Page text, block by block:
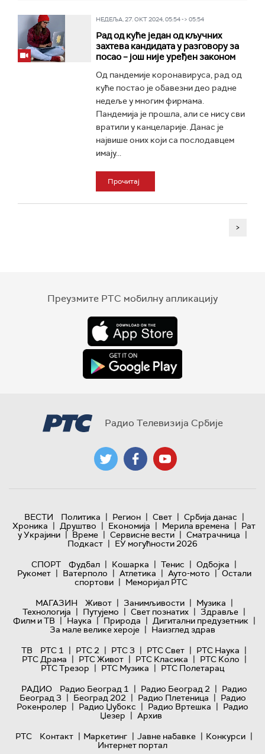
НЕДЕЉА, 27. ОКТ 2024, 05:54 -> 05:54
Рад од куће један од кључних
захтева кандидата у разговору за
посао – још није уређен законом
Од пандемије коронавируса, рад од
куће постао је обавезни део радне
недеље у многим фирмама.
Пандемија је прошла, али се нису сви
вратили у канцеларије. Данас је
највише оних који са послодавцем
имају...
Прочитај
>
Преузмите РТС мобилну апликацију
Радио Телевизија Србије
ВЕСТИ Политика | Регион | Свет | Србија данас |
Хроника | Друштво | Економија | Мерила времена | Рат
у Украјини | Време | Сервисне вести | Сматрачница |
Подкаст | ЕУ могућности 2026
СПОРТ
Фудбал | Кошарка | Тенис | Одбојка |
Рукомет | Ватерполо | Атлетика | Ауто-мото | Остали
спортови | Меморијал РТС
МАГАЗИН
Живот | Занимљивости | Музика |
Технологијa | Путујемо | Свет познатих | Здравље |
Филм и ТВ | Наука | Природа | Дигитални предузетник |
За мале велике хероје | Наизглед здрав
ТВ
РТС 1 | РТС 2 | РТС 3 | РТС Свет | РТС Наука |
РТС Драма | РТС Живот | РТС Класика | РТС Коло |
РТС Трезор | РТС Музика | РТС Полетарац
РАДИО
Радио Београд 1 | Радио Београд 2 | Радио
Београд 3 | Београд 202 | Радио Плетеница | Радио
Рокенролер | Радио Џубокс | Радио Вртешка | Радио
Џезер | Архив
РТС
Контакт | Маркетинг | Јавне набавке | Конкурси |
Интернет портал